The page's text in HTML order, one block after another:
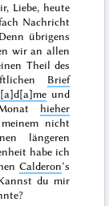
Liebe, heute
Nachricht
übrigens
wir an allen
Theil des
Brief
und
hieher
nicht
längeren
habe ich
Calderon’s
du mir